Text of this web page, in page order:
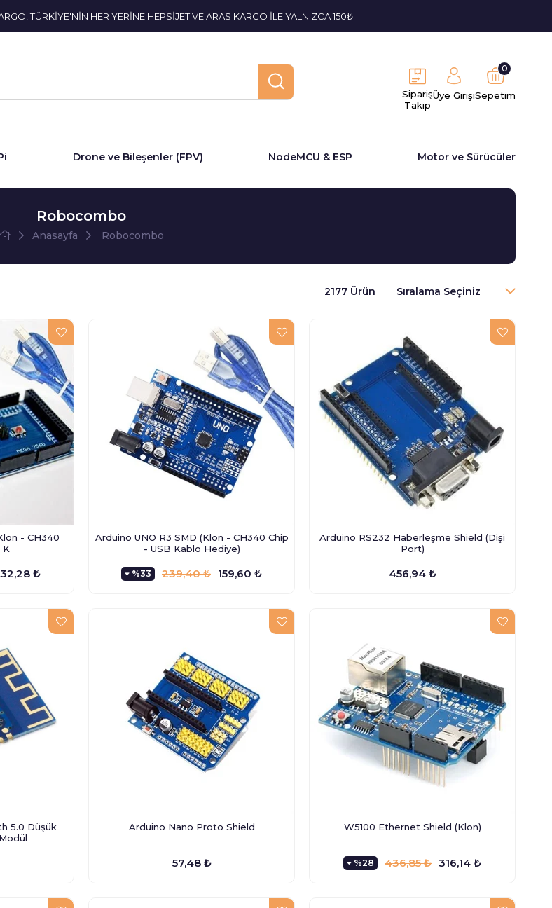
TÜRKİYE'NİN HER YERİNE HEPSİJET VE ARAS KARGO İLE YALNIZCA 150₺
Sipariş
Takip
Üye GirişiSepetim
0
Drone ve Bileşenler (FPV) NodeMCU & ESP Motor ve Sürücüler
Robocombo
Anasayfa Robocombo
2177 Ürün
- CH340
K
₺
Arduino UNO R3 SMD (Klon - CH340 Chip
- USB Kablo Hediye)
%33 159,60 ₺
239,40 ₺
Arduino RS232 Haberleşme Shield (Dişi
Port)
456,94 ₺
5.0 Düşük
Arduino Nano Proto Shield
57,48 ₺
W5100 Ethernet Shield (Klon)
%28 316,14 ₺
436,85 ₺